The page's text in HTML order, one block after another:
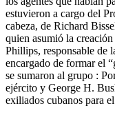
estuvieron a cargo del
cabeza, de Richard
quien asumió la
Phillips, responsable de
encargado de formar el
se sumaron al grupo :
ejército y George H.
exiliados cubanos para